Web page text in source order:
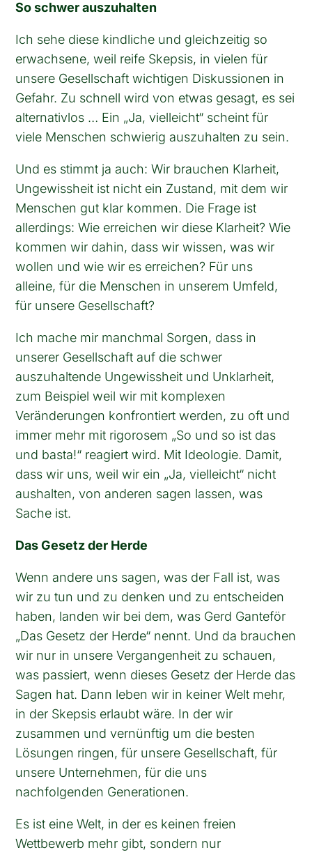
So schwer auszuhalten
Ich sehe diese kindliche und gleichzeitig so
erwachsene, weil reife Skepsis, in vielen für
unsere Gesellschaft wichtigen Diskussionen in
Gefahr. Zu schnell wird von etwas gesagt, es sei
alternativlos … Ein „Ja, vielleicht“ scheint für
viele Menschen schwierig auszuhalten zu sein.
Und es stimmt ja auch: Wir brauchen Klarheit,
Ungewissheit ist nicht ein Zustand, mit dem wir
Menschen gut klar kommen. Die Frage ist
allerdings: Wie erreichen wir diese Klarheit? Wie
kommen wir dahin, dass wir wissen, was wir
wollen und wie wir es erreichen? Für uns
alleine, für die Menschen in unserem Umfeld,
für unsere Gesellschaft?
Ich mache mir manchmal Sorgen, dass in
unserer Gesellschaft auf die schwer
auszuhaltende Ungewissheit und Unklarheit,
zum Beispiel weil wir mit komplexen
Veränderungen konfrontiert werden, zu oft und
immer mehr mit rigorosem „So und so ist das
und basta!“ reagiert wird. Mit Ideologie. Damit,
dass wir uns, weil wir ein „Ja, vielleicht“ nicht
aushalten, von anderen sagen lassen, was
Sache ist.
Das Gesetz der Herde
Wenn andere uns sagen, was der Fall ist, was
wir zu tun und zu denken und zu entscheiden
haben, landen wir bei dem, was Gerd Ganteför
„Das Gesetz der Herde“ nennt. Und da brauchen
wir nur in unsere Vergangenheit zu schauen,
was passiert, wenn dieses Gesetz der Herde das
Sagen hat. Dann leben wir in keiner Welt mehr,
in der Skepsis erlaubt wäre. In der wir
zusammen und vernünftig um die besten
Lösungen ringen, für unsere Gesellschaft, für
unsere Unternehmen, für die uns
nachfolgenden Generationen.
Es ist eine Welt, in der es keinen freien
Wettbewerb mehr gibt, sondern nur